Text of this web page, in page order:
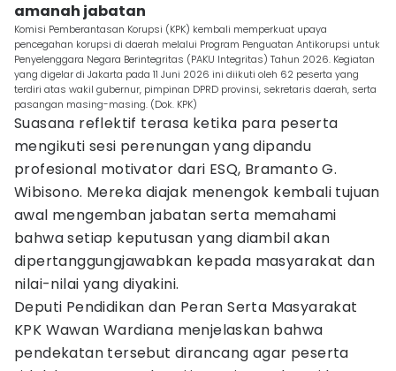
amanah jabatan
Komisi Pemberantasan Korupsi (KPK) kembali memperkuat upaya
pencegahan korupsi di daerah melalui Program Penguatan Antikorupsi untuk
Penyelenggara Negara Berintegritas (PAKU Integritas) Tahun 2026. Kegiatan
yang digelar di Jakarta pada 11 Juni 2026 ini diikuti oleh 62 peserta yang
terdiri atas wakil gubernur, pimpinan DPRD provinsi, sekretaris daerah, serta
pasangan masing-masing. (Dok. KPK)
Suasana reflektif terasa ketika para peserta
mengikuti sesi perenungan yang dipandu
profesional motivator dari ESQ, Bramanto G.
Wibisono. Mereka diajak menengok kembali tujuan
awal mengemban jabatan serta memahami
bahwa setiap keputusan yang diambil akan
dipertanggungjawabkan kepada masyarakat dan
nilai-nilai yang diyakini.
Deputi Pendidikan dan Peran Serta Masyarakat
KPK Wawan Wardiana menjelaskan bahwa
pendekatan tersebut dirancang agar peserta